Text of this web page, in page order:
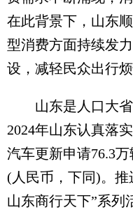
在此背景下，山东
型消费方面持续发
设，减轻民众出行烦
山东是人口大省
2024年山东认真落
汽车更新申请76.3
(人民币，下同)。推
山东商行天下”系列